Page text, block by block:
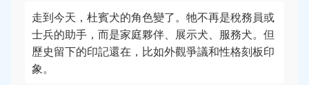
走到今天，杜賓犬的角色變了。牠不再是稅務員或
士兵的助手，而是家庭夥伴、展示犬、服務犬。但
歷史留下的印記還在，比如外觀爭議和性格刻板印
象。